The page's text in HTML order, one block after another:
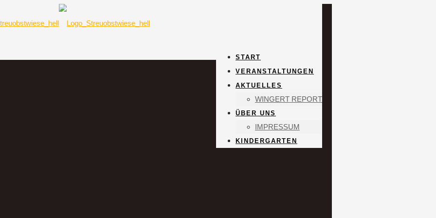
START
VERANSTALTUNGEN
AKTUELLES
WINGERT REPORT
ÜBER UNS
IMPRESSUM
KINDERGARTEN